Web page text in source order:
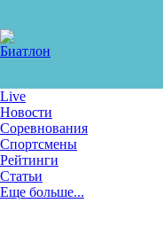
Live
Новости
Соревнования
Спортсмены
Рейтинги
Статьи
Еще больше...